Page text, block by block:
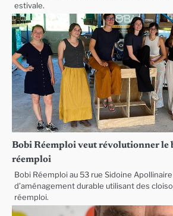
estivale.
Bobi Réemploi veut révolutionner le
réemploi
Bobi Réemploi au 53 rue Sidoine
d’aménagement durable utilisant des
réemploi.